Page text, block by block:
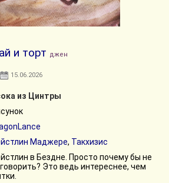
и торт джен
15.06.2026
из Цинтры
Маджере, Такхизис
в Бездне. Просто почему бы не
Это ведь интереснее, чем